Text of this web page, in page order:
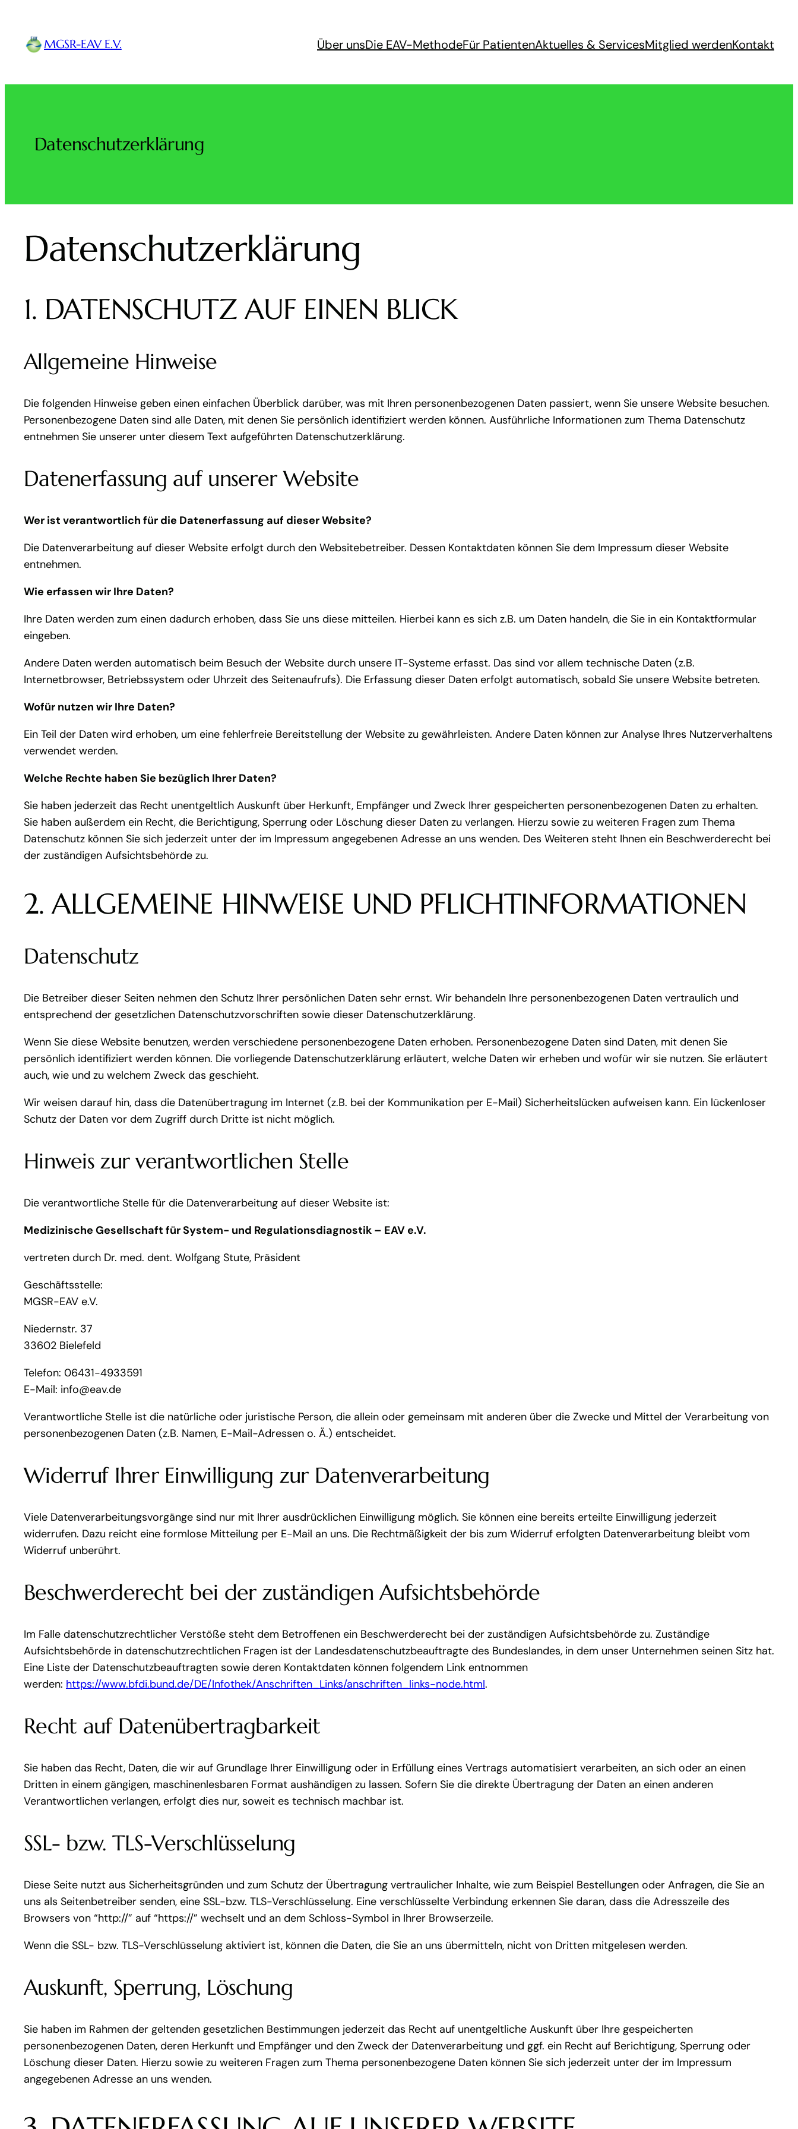
springenMGSR-EAV E.V. Über unsDie EAV-MethodeFür PatientenAktuelles & ServicesMitglied werdenKontakt
Datenschutzerklärung
Datenschutzerklärung
1. DATENSCHUTZ AUF EINEN BLICK
Allgemeine Hinweise
Die folgenden Hinweise geben einen einfachen Überblick darüber, was mit Ihren personenbezogenen Daten passiert, wenn Sie unsere Website besuchen.
Personenbezogene Daten sind alle Daten, mit denen Sie persönlich identifiziert werden können. Ausführliche Informationen zum Thema Datenschutz
entnehmen Sie unserer unter diesem Text aufgeführten Datenschutzerklärung.
Datenerfassung auf unserer Website
Wer ist verantwortlich für die Datenerfassung auf dieser Website?
Die Datenverarbeitung auf dieser Website erfolgt durch den Websitebetreiber. Dessen Kontaktdaten können Sie dem Impressum dieser Website
entnehmen.
Wie erfassen wir Ihre Daten?
Ihre Daten werden zum einen dadurch erhoben, dass Sie uns diese mitteilen. Hierbei kann es sich z.B. um Daten handeln, die Sie in ein Kontaktformular
eingeben.
Andere Daten werden automatisch beim Besuch der Website durch unsere IT-Systeme erfasst. Das sind vor allem technische Daten (z.B.
Internetbrowser, Betriebssystem oder Uhrzeit des Seitenaufrufs). Die Erfassung dieser Daten erfolgt automatisch, sobald Sie unsere Website betreten.
Wofür nutzen wir Ihre Daten?
Ein Teil der Daten wird erhoben, um eine fehlerfreie Bereitstellung der Website zu gewährleisten. Andere Daten können zur Analyse Ihres Nutzerverhaltens
verwendet werden.
Welche Rechte haben Sie bezüglich Ihrer Daten?
Sie haben jederzeit das Recht unentgeltlich Auskunft über Herkunft, Empfänger und Zweck Ihrer gespeicherten personenbezogenen Daten zu erhalten.
Sie haben außerdem ein Recht, die Berichtigung, Sperrung oder Löschung dieser Daten zu verlangen. Hierzu sowie zu weiteren Fragen zum Thema
Datenschutz können Sie sich jederzeit unter der im Impressum angegebenen Adresse an uns wenden. Des Weiteren steht Ihnen ein Beschwerderecht bei
der zuständigen Aufsichtsbehörde zu.
2. ALLGEMEINE HINWEISE UND PFLICHTINFORMATIONEN
Datenschutz
Die Betreiber dieser Seiten nehmen den Schutz Ihrer persönlichen Daten sehr ernst. Wir behandeln Ihre personenbezogenen Daten vertraulich und
entsprechend der gesetzlichen Datenschutzvorschriften sowie dieser Datenschutzerklärung.
Wenn Sie diese Website benutzen, werden verschiedene personenbezogene Daten erhoben. Personenbezogene Daten sind Daten, mit denen Sie
persönlich identifiziert werden können. Die vorliegende Datenschutzerklärung erläutert, welche Daten wir erheben und wofür wir sie nutzen. Sie erläutert
auch, wie und zu welchem Zweck das geschieht.
Wir weisen darauf hin, dass die Datenübertragung im Internet (z.B. bei der Kommunikation per E-Mail) Sicherheitslücken aufweisen kann. Ein lückenloser
Schutz der Daten vor dem Zugriff durch Dritte ist nicht möglich.
Hinweis zur verantwortlichen Stelle
Die verantwortliche Stelle für die Datenverarbeitung auf dieser Website ist:
Medizinische Gesellschaft für System- und Regulationsdiagnostik – EAV e.V.
vertreten durch Dr. med. dent. Wolfgang Stute, Präsident
Geschäftsstelle:
MGSR-EAV e.V.
Niedernstr. 37
33602 Bielefeld
Telefon: 06431-4933591
E-Mail: info@eav.de
Verantwortliche Stelle ist die natürliche oder juristische Person, die allein oder gemeinsam mit anderen über die Zwecke und Mittel der Verarbeitung von
personenbezogenen Daten (z.B. Namen, E-Mail-Adressen o. Ä.) entscheidet.
Widerruf Ihrer Einwilligung zur Datenverarbeitung
Viele Datenverarbeitungsvorgänge sind nur mit Ihrer ausdrücklichen Einwilligung möglich. Sie können eine bereits erteilte Einwilligung jederzeit
widerrufen. Dazu reicht eine formlose Mitteilung per E-Mail an uns. Die Rechtmäßigkeit der bis zum Widerruf erfolgten Datenverarbeitung bleibt vom
Widerruf unberührt.
Beschwerderecht bei der zuständigen Aufsichtsbehörde
Im Falle datenschutzrechtlicher Verstöße steht dem Betroffenen ein Beschwerderecht bei der zuständigen Aufsichtsbehörde zu. Zuständige
Aufsichtsbehörde in datenschutzrechtlichen Fragen ist der Landesdatenschutzbeauftragte des Bundeslandes, in dem unser Unternehmen seinen Sitz hat.
Eine Liste der Datenschutzbeauftragten sowie deren Kontaktdaten können folgendem Link entnommen
werden: https://www.bfdi.bund.de/DE/Infothek/Anschriften_Links/anschriften_links-node.html.
Recht auf Datenübertragbarkeit
Sie haben das Recht, Daten, die wir auf Grundlage Ihrer Einwilligung oder in Erfüllung eines Vertrags automatisiert verarbeiten, an sich oder an einen
Dritten in einem gängigen, maschinenlesbaren Format aushändigen zu lassen. Sofern Sie die direkte Übertragung der Daten an einen anderen
Verantwortlichen verlangen, erfolgt dies nur, soweit es technisch machbar ist.
SSL- bzw. TLS-Verschlüsselung
Diese Seite nutzt aus Sicherheitsgründen und zum Schutz der Übertragung vertraulicher Inhalte, wie zum Beispiel Bestellungen oder Anfragen, die Sie an
uns als Seitenbetreiber senden, eine SSL-bzw. TLS-Verschlüsselung. Eine verschlüsselte Verbindung erkennen Sie daran, dass die Adresszeile des
Browsers von “http://” auf “https://” wechselt und an dem Schloss-Symbol in Ihrer Browserzeile.
Wenn die SSL- bzw. TLS-Verschlüsselung aktiviert ist, können die Daten, die Sie an uns übermitteln, nicht von Dritten mitgelesen werden.
Auskunft, Sperrung, Löschung
Sie haben im Rahmen der geltenden gesetzlichen Bestimmungen jederzeit das Recht auf unentgeltliche Auskunft über Ihre gespeicherten
personenbezogenen Daten, deren Herkunft und Empfänger und den Zweck der Datenverarbeitung und ggf. ein Recht auf Berichtigung, Sperrung oder
Löschung dieser Daten. Hierzu sowie zu weiteren Fragen zum Thema personenbezogene Daten können Sie sich jederzeit unter der im Impressum
angegebenen Adresse an uns wenden.